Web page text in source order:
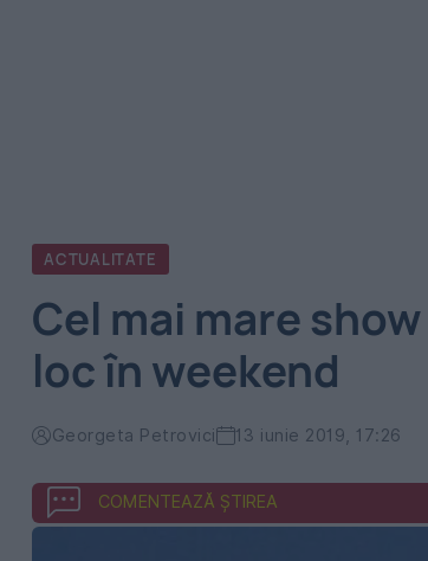
ACTUALITATE
Cel mai mare
loc în weekend
Georgeta Petrovici 13 iunie 2019, 17:26
COMENTEAZĂ ȘTIREA